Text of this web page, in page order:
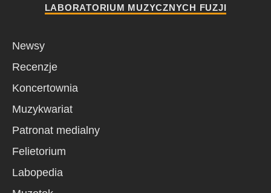
LABORATORIUM MUZYCZNYCH FUZJI
Newsy
Recenzje
Koncertownia
Muzykwariat
Patronat medialny
Felietorium
Labopedia